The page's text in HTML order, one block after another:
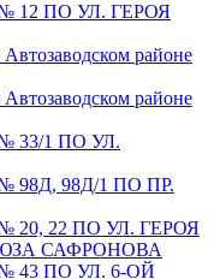
ПО УЛ. ГЕРОЯ
районе
районе
1 ПО УЛ.
98Д/1 ПО ПР.
22 ПО УЛ. ГЕРОЯ
САФРОНОВА
ПО УЛ. 6-ОЙ